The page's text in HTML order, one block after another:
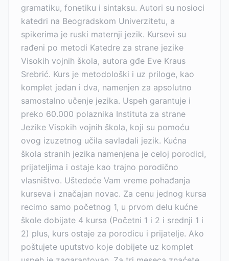
gramatiku, fonetiku i sintaksu. Autori su nosioci
katedri na Beogradskom Univerzitetu, a
spikerima je ruski maternji jezik. Kursevi su
rađeni po metodi Katedre za strane jezike
Visokih vojnih škola, autora gđe Eve Kraus
Srebrić. Kurs je metodološki i uz priloge, kao
komplet jedan i dva, namenjen za apsolutno
samostalno učenje jezika. Uspeh garantuje i
preko 60.000 polaznika Instituta za strane
Jezike Visokih vojnih škola, koji su pomoću
ovog izuzetnog učila savladali jezik. Kućna
škola stranih jezika namenjena je celoj porodici,
prijateljima i ostaje kao trajno porodično
vlasništvo. Uštedeće Vam vreme pohađanja
kurseva i značajan novac. Za cenu jednog kursa
recimo samo početnog 1, u prvom delu kućne
škole dobijate 4 kursa (Početni 1 i 2 i srednji 1 i
2) plus, kurs ostaje za porodicu i prijatelje. Ako
poštujete uputstvo koje dobijete uz komplet